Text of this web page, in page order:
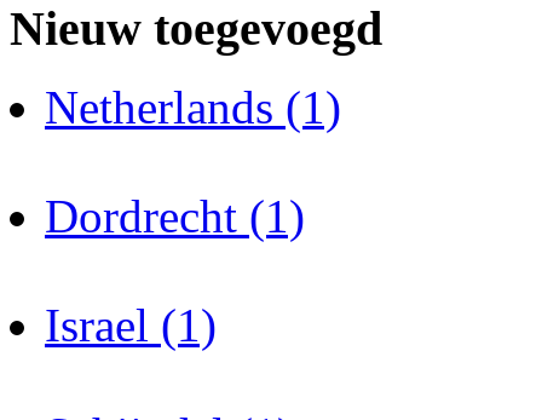
Nieuw toegevoegd
Netherlands (1)
Dordrecht (1)
Israel (1)